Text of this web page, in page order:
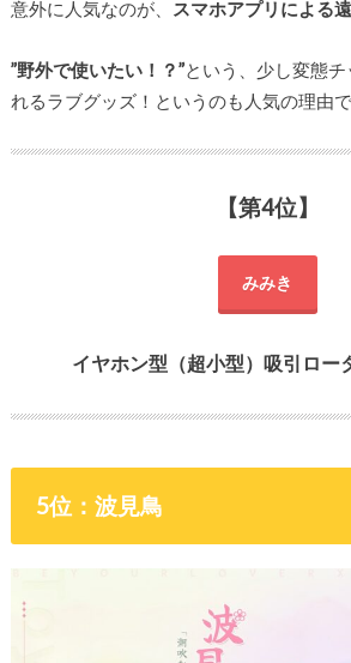
意外に人気なのが、 スマホアプリによる
”野外で使いたい！？”という、少し変態チ
れるラブグッズ！というのも人気の理由で
【第4位】
みみき
イヤホン型（超小型）吸引ロー
5位：波見鳥